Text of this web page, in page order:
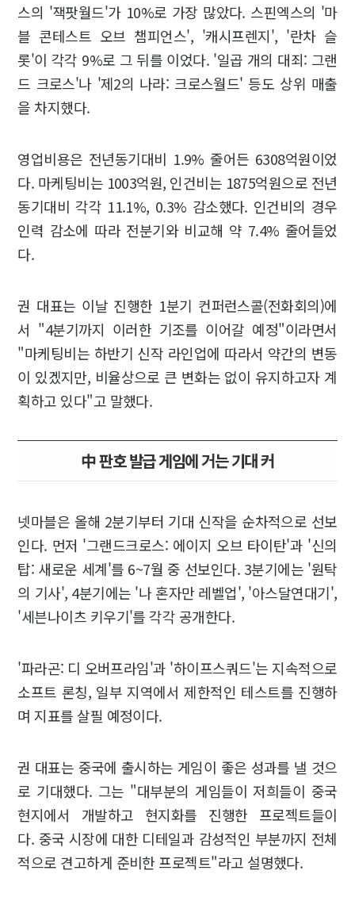
스의 '잭팟월드'가 10%로 가장 많았다. 스핀엑스의 '마
블 콘테스트 오브 챔피언스', '캐시프렌지', '란차 슬
롯'이 각각 9%로 그 뒤를 이었다. '일곱 개의 대죄: 그랜
드 크로스'나 '제2의 나라: 크로스월드' 등도 상위 매출
을 차지했다.
영업비용은 전년동기대비 1.9% 줄어든 6308억원이었
다. 마케팅비는 1003억원, 인건비는 1875억원으로 전년
동기대비 각각 11.1%, 0.3% 감소했다. 인건비의 경우
인력 감소에 따라 전분기와 비교해 약 7.4% 줄어들었
다.
권 대표는 이날 진행한 1분기 컨퍼런스콜(전화회의)에
서 "4분기까지 이러한 기조를 이어갈 예정"이라면서
"마케팅비는 하반기 신작 라인업에 따라서 약간의 변동
이 있겠지만, 비율상으로 큰 변화는 없이 유지하고자 계
획하고 있다"고 말했다.
中 판호 발급 게임에 거는 기대 커
넷마블은 올해 2분기부터 기대 신작을 순차적으로 선보
인다. 먼저 '그랜드크로스: 에이지 오브 타이탄'과 '신의
탑: 새로운 세계'를 6~7월 중 선보인다. 3분기에는 '원탁
의 기사', 4분기에는 '나 혼자만 레벨업', '아스달연대기',
'세븐나이츠 키우기'를 각각 공개한다.
'파라곤: 디 오버프라임'과 '하이프스쿼드'는 지속적으로
소프트 론칭, 일부 지역에서 제한적인 테스트를 진행하
며 지표를 살필 예정이다.
권 대표는 중국에 출시하는 게임이 좋은 성과를 낼 것으
로 기대했다. 그는 "대부분의 게임들이 저희들이 중국
현지에서 개발하고 현지화를 진행한 프로젝트들이
다. 중국 시장에 대한 디테일과 감성적인 부분까지 전체
적으로 견고하게 준비한 프로젝트"라고 설명했다.